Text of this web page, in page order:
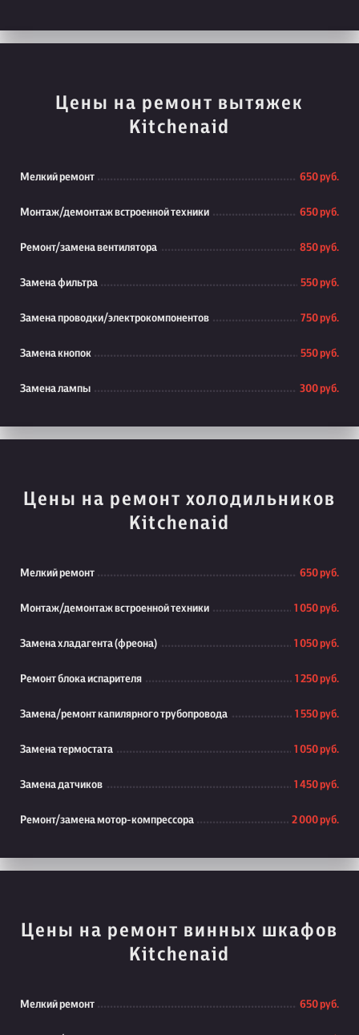
Цены на ремонт вытяжек
Kitchenaid
Мелкий ремонт 650 руб.
Монтаж/демонтаж встроенной техники 650 руб.
Ремонт/замена вентилятора 850 руб.
Замена фильтра 550 руб.
Замена проводки/электрокомпонентов 750 руб.
Замена кнопок 550 руб.
Замена лампы 300 руб.
Цены на ремонт холодильников
Kitchenaid
Мелкий ремонт 650 руб.
Монтаж/демонтаж встроенной техники 1 050 руб.
Замена хладагента (фреона) 1 050 руб.
Ремонт блока испарителя 1 250 руб.
Замена/ремонт капилярного трубопровода 1 550 руб.
Замена термостата 1 050 руб.
Замена датчиков 1 450 руб.
Ремонт/замена мотор-компрессора 2 000 руб.
Цены на ремонт винных шкафов
Kitchenaid
Мелкий ремонт 650 руб.